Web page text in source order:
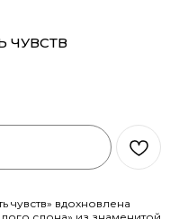
ЧУВСТВ
чувств» вдохновлена